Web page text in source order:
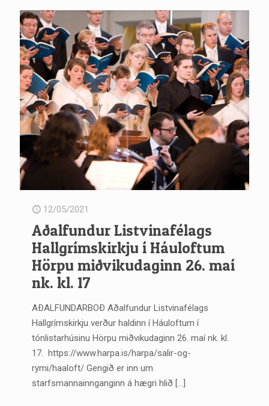
12/05/2021
Aðalfundur Listvinafélags
Hallgrímskirkju í Háuloftum
Hörpu miðvikudaginn 26. maí
nk. kl. 17
AÐALFUNDARBOÐ Aðalfundur Listvinafélags
Hallgrímskirkju verður haldinn í Háuloftum í
tónlistarhúsinu Hörpu miðvikudaginn 26. maí nk. kl.
17. https://www.harpa.is/harpa/salir-og-
rymi/haaloft/ Gengið er inn um
starfsmannainnganginn á hægri hlið […]